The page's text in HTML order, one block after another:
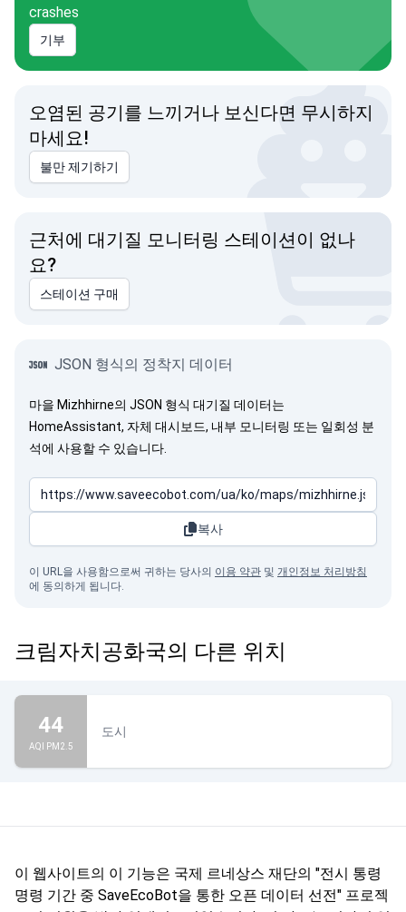
crashes
기부
오염된 공기를 느끼거나 보신다면 무시하지
마세요!
불만 제기하기
근처에 대기질 모니터링 스테이션이 없나
요?
스테이션 구매
JSON 형식의 정착지 데이터
마을 Mizhhirne의 JSON 형식 대기질 데이터는
HomeAssistant, 자체 대시보드, 내부 모니터링 또는 일회성 분
석에 사용할 수 있습니다.
복사
이 URL을 사용함으로써 귀하는 당사의 이용 약관 및 개인정보 처리방침
에 동의하게 됩니다.
크림자치공화국의 다른 위치
44
AQI PM2.5
도시
이 웹사이트의 이 기능은 국제 르네상스 재단의 "전시 통령
명령 기간 중 SaveEcoBot을 통한 오픈 데이터 선전" 프로젝